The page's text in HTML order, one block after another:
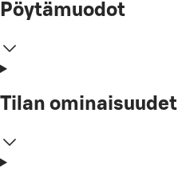
Pöytämuodot
Tilan ominaisuudet